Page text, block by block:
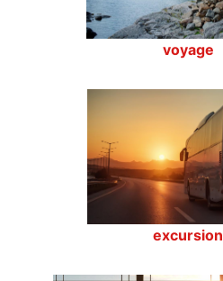
voyage
excursion